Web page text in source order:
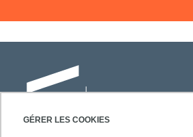
GÉRER LES COOKIES